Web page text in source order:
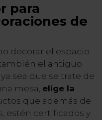
para
de
decorar el espacio
el antiguo
ya sea que se trate de
mesa, elige la
que además de
estén certificados y